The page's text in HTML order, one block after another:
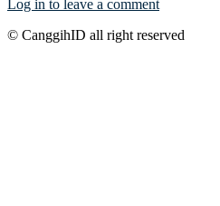
Log in to leave a comment
© CanggihID all right reserved